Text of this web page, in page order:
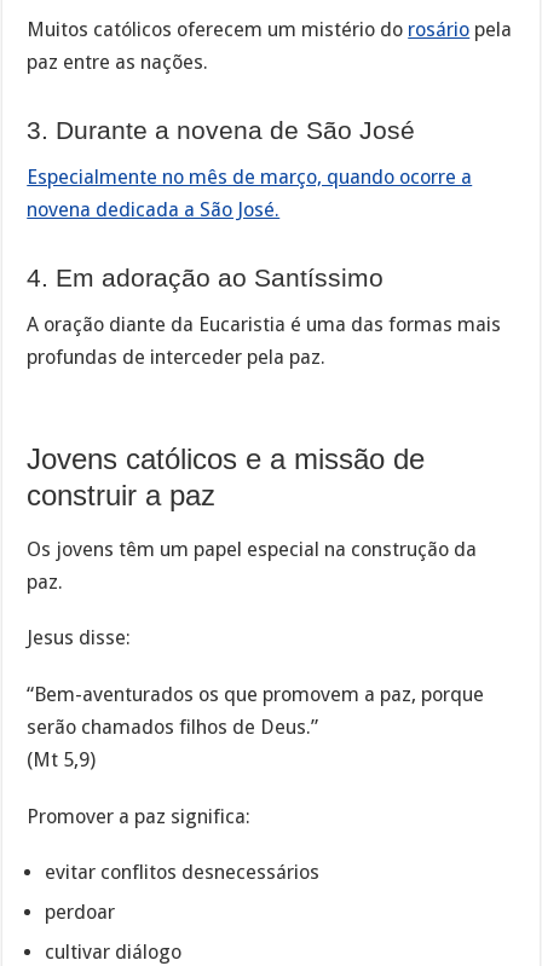
Muitos católicos oferecem um mistério do rosário pela
paz entre as nações.
3. Durante a novena de São José
Especialmente no mês de março, quando ocorre a
novena dedicada a São José.
4. Em adoração ao Santíssimo
A oração diante da Eucaristia é uma das formas mais
profundas de interceder pela paz.
Jovens católicos e a missão de
construir a paz
Os jovens têm um papel especial na construção da
paz.
Jesus disse:
“Bem-aventurados os que promovem a paz, porque
serão chamados filhos de Deus.”
(Mt 5,9)
Promover a paz significa:
evitar conflitos desnecessários
perdoar
cultivar diálogo